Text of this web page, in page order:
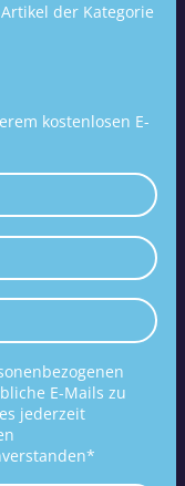
der Kategorie
kostenlosen E-
E-Mails zu
jederzeit